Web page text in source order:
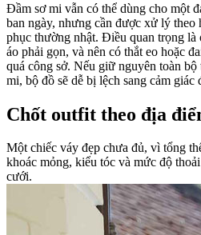
Đầm sơ mi vẫn có thể dùng cho một
ban ngày, nhưng cần được xử lý theo
phục thường nhật. Điều quan trọng là
áo phải gọn, và nên có thắt eo hoặc
quá công sở. Nếu giữ nguyên toàn
mi, bộ đồ sẽ dễ bị lệch sang cảm
Chốt outfit theo địa
Một chiếc váy đẹp chưa đủ, vì tổng
khoác mỏng, kiểu tóc và mức độ
cưới.